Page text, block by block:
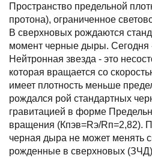
Пространство предельной
протона), ограниченное
В сверхновых рождаются
момент черные дыры. Сегодня
Нейтронная звезда - это
которая вращается со
имеет плотность меньше
рождался рой стандартных
гравитацией в форме
вращения (Кпэв=Rэ/Rп=2,82).
черная дыра не может менять
рожденные в сверхновых